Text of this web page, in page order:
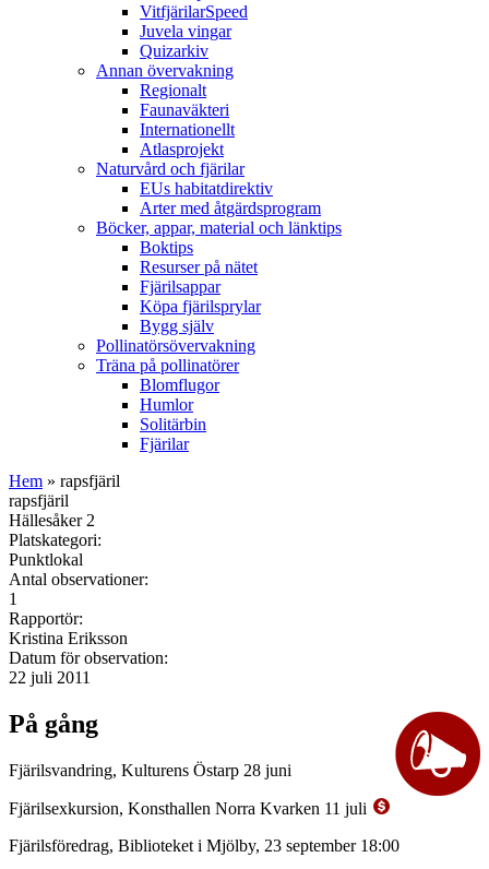
VitfjärilarSpeed
Juvela vingar
Quizarkiv
Annan övervakning
Regionalt
Faunaväkteri
Internationellt
Atlasprojekt
Naturvård och fjärilar
EUs habitatdirektiv
Arter med åtgärdsprogram
Böcker, appar, material och länktips
Boktips
Resurser på nätet
Fjärilsappar
Köpa fjärilsprylar
Bygg själv
Pollinatörsövervakning
Träna på pollinatörer
Blomflugor
Humlor
Solitärbin
Fjärilar
Hem » rapsfjäril
rapsfjäril
Hällesåker 2
Platskategori:
Punktlokal
Antal observationer:
1
Rapportör:
Kristina Eriksson
Datum för observation:
22 juli 2011
På gång
Fjärilsvandring, Kulturens Östarp 28 juni
Fjärilsexkursion, Konsthallen Norra Kvarken 11 juli
Fjärilsföredrag, Biblioteket i Mjölby, 23 september 18:00